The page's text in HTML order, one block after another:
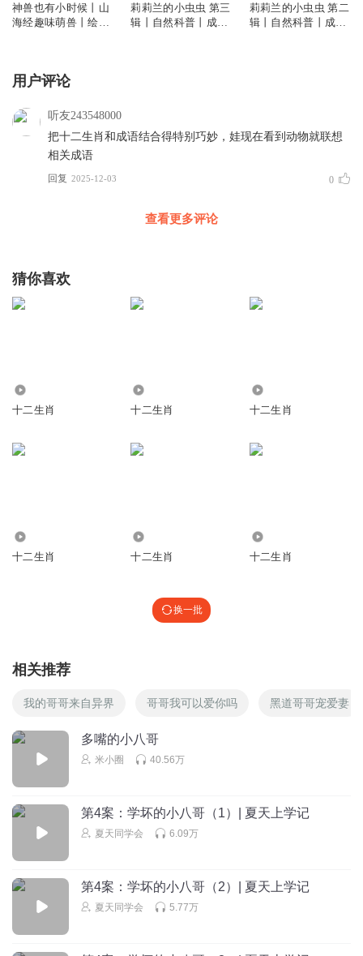
神兽也有小时候丨山
海经趣味萌兽丨绘本
莉莉兰的小虫虫 第三
辑丨自然科普丨成长
莉莉兰的小虫虫 第二
辑丨自然科普丨成长
用户评论
听友243548000
把十二生肖和成语结合得特别巧妙，娃现在看到动物就联想
相关成语
回复 2025-12-03 0
查看更多评论
猜你喜欢
十二生肖 十二生肖 十二生肖
十二生肖 十二生肖 十二生肖
换一批
相关推荐
我的哥哥来自异界 哥哥我可以爱你吗 黑道哥哥宠爱妻
多嘴的小八哥
米小圈 40.56万
第4案：学坏的小八哥（1）| 夏天上学记
夏天同学会 6.09万
第4案：学坏的小八哥（2）| 夏天上学记
夏天同学会 5.77万